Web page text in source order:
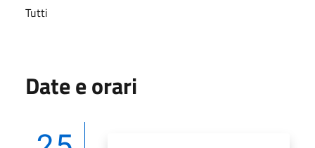
Tutti
Date e orari